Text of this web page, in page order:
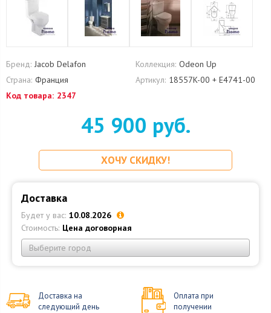
Бренд: Jacob Delafon Коллекция: Odeon Up
Страна: Франция Артикул: 18557K-00 + E4741-00
Код товара: 2347
45 900 руб.
ХОЧУ СКИДКУ!
Доставка
Будет у вас: 10.08.2026
Стоимость: Цена договорная
Выберите город
Доставка на
следующий день
Оплата при
получении